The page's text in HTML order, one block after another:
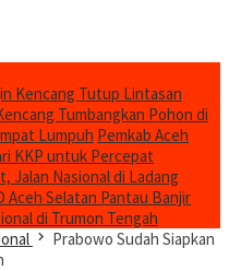
Kencang Tutup Lintasan
Tumbangkan Pohon di
Lumpuh Pemkab Aceh
KKP untuk Percepat
Jalan Nasional di Ladang
Aceh Selatan Pantau Banjir
di Trumon Tengah
Prabowo Sudah Siapkan